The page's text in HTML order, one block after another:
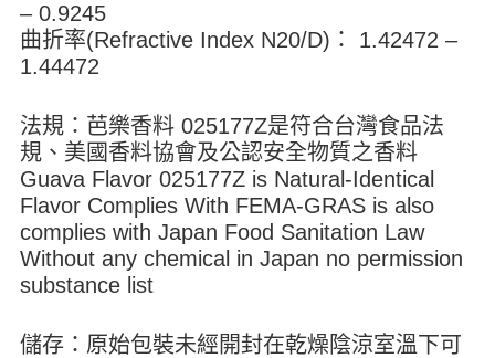
– 0.9245
曲折率(Refractive Index N20/D)： 1.42472 –
1.44472
法規：芭樂香料 025177Z是符合台灣食品法
規、美國香料協會及公認安全物質之香料
Guava Flavor 025177Z is Natural-Identical
Flavor Complies With FEMA-GRAS is also
complies with Japan Food Sanitation Law
Without any chemical in Japan no permission
substance list
儲存：原始包裝未經開封在乾燥陰涼室溫下可